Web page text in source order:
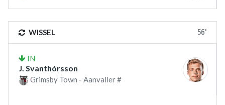
WISSEL 56'
IN
J. Svanthórsson
Grimsby Town - Aanvaller #